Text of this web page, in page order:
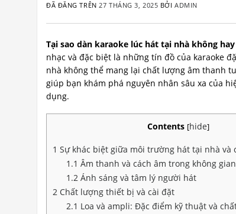
ĐÃ ĐĂNG TRÊN27 THÁNG 3, 2025 BỞIADMIN
Tại sao dàn karaoke lúc hát tại nhà không
nhạc và đặc biệt là những tín đồ của karaoke
nhà không thể mang lại chất lượng âm thanh
giúp bạn khám phá nguyên nhân sâu xa của
dụng.
Contents [hide]
1 Sự khác biệt giữa môi trường hát tại nhà và
1.1 Âm thanh và cách âm trong không gian
1.2Ánh sáng và tâm lý người hát
2 Chất lượng thiết bị và cài đặt
2.1 Loa và ampli: Đặc điểm kỹ thuật và